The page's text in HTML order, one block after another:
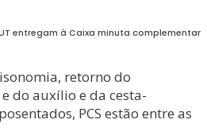
entregam à Caixa minuta complementar
retorno do
do auxílio e da cesta-
PCS estão entre as